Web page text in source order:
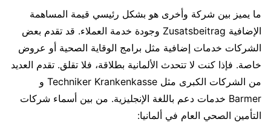
ما يميز بين شركة وأخرى هو بشكل رئيسي قيمة المساهمة
الإضافية Zusatsbeitrag وجودة خدمة العملاء. قد تقدم بعض
الشركات خدمات إضافية مثل برامج الوقاية الصحية أو عروض
خاصة. فإذا كنت لا تتحدث الألمانية بطلاقة، فلا تقلق. تقدم العديد
من الشركات الكبرى مثل Techniker Krankenkasse و
Barmer خدمات دعم باللغة الإنجليزية. من بين أسماء شركات
التأمين الصحي العام في ألمانيا: